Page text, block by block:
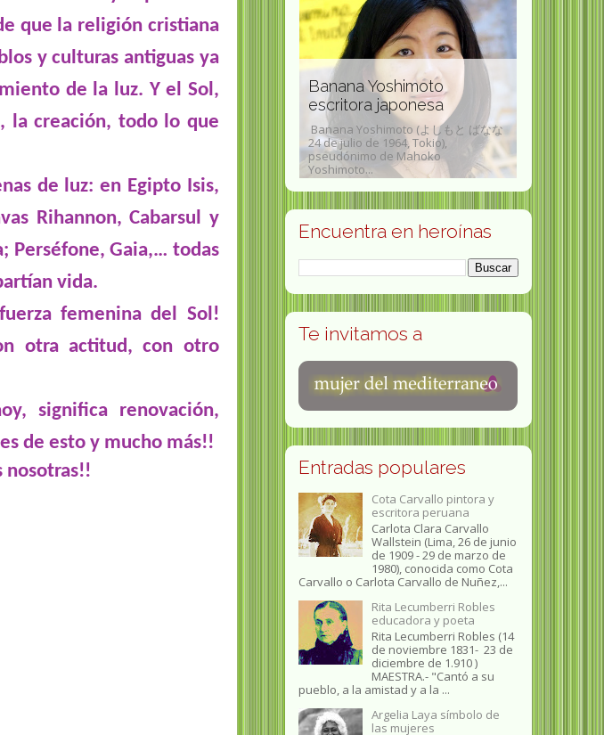
que la religión cristiana
y culturas antiguas ya
de la luz. Y el Sol,
la creación, todo lo que
de luz: en Egipto Isis,
Rihannon, Cabarsul y
Perséfone, Gaia,… todas
vida.
femenina del Sol!
otra actitud, con otro
significa renovación,
de esto y mucho más!!
nosotras!!
la
Banana Yoshimoto
escritora japonesa
Banana Yoshimoto (よしもと ばなな
Ellen Meiksins Wood
historiadora y erudita
marxista
Ellen Meiksins Wood (12 de abril de
1942 - 14 de enero de 2016) fue una
historiadora y erudita...
Encuentra en heroínas
Te invitamos a
Entradas populares
Cota Carvallo pintora y
escritora peruana
Carlota Clara Carvallo
Wallstein (Lima, 26 de junio
de 1909 - 29 de marzo de
1980), conocida como Cota
Carvallo o Carlota Carvallo de Nuñez,...
Rita Lecumberri Robles
educadora y poeta
Rita Lecumberri Robles (14
de noviembre 1831- 23 de
diciembre de 1.910 )
MAESTRA.- "Cantó a su
pueblo, a la amistad y a la ...
Argelia Laya símbolo de
las mujeres